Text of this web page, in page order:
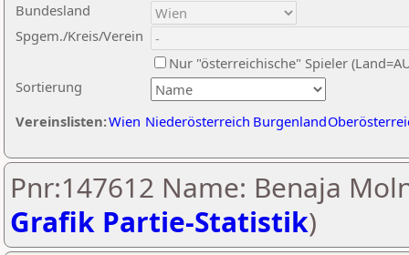
Sortierung
Bundesland
Spgem./Kreis/Verein
Nur "österreichische" Spieler
Vereinslisten:Wien Niederösterreich Burgenland
Pnr:147612 Name: Benaja
Grafik Partie-Statistik)